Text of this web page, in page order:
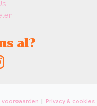
al?
Privacy & cookies